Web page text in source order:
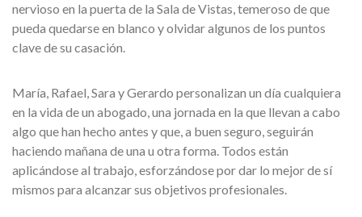
nervioso en la puerta de la Sala de Vistas, temeroso de que
pueda quedarse en blanco y olvidar algunos de los puntos
clave de su casación.
María, Rafael, Sara y Gerardo personalizan un día cualquiera
en la vida de un abogado, una jornada en la que llevan a cabo
algo que han hecho antes y que, a buen seguro, seguirán
haciendo mañana de una u otra forma. Todos están
aplicándose al trabajo, esforzándose por dar lo mejor de sí
mismos para alcanzar sus objetivos profesionales.